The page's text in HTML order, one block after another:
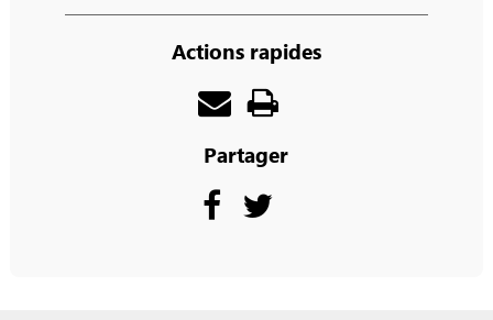
Actions rapides
Partager